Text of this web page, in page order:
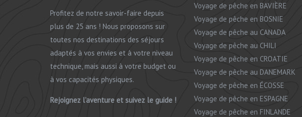
Profitez de notre savoir-faire depuis
plus de 25 ans ! Nous proposons sur
toutes nos destinations des séjours
adaptés à vos envies et à votre niveau
technique, mais aussi à votre budget ou
à vos capacités physiques.
Rejoignez l’aventure et suivez le guide !
Voyage de pêche en BAVIÈRE
Voyage de pêche en BOSNIE
Voyage de pêche au CANADA
Voyage de pêche au CHILI
Voyage de pêche en CROATIE
Voyage de pêche au DANEMARK
Voyage de pêche en ÉCOSSE
Voyage de pêche en ESPAGNE
Voyage de pêche en FINLANDE